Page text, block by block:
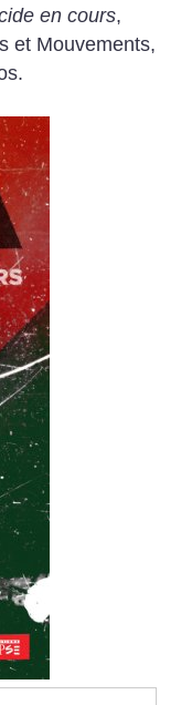
en cours,
et Mouvements,